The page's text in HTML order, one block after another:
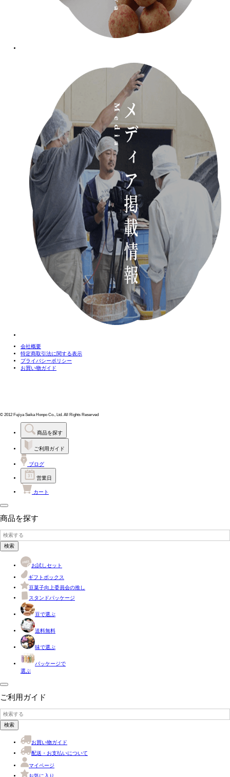
会社概要
特定商取引法に関する表示
プライバシーポリシー
お買い物ガイド
© 2012 Fujiya Seika Honpo Co., Ltd. All Rights Reserved
商品を探す
ご利用ガイド
ブログ
営業日
カート
商品を探す
検索
お試しセット
ギフトボックス
豆菓子向上委員会の推し
スタンドパッケージ
豆で選ぶ
送料無料
味で選ぶ
パッケージで
選ぶ
ご利用ガイド
検索
お買い物ガイド
配送・お支払いについて
マイページ
お気に入り